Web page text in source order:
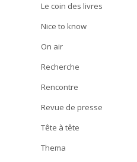
Le coin des livres
Nice to know
On air
Recherche
Rencontre
Revue de presse
Tête à tête
Thema